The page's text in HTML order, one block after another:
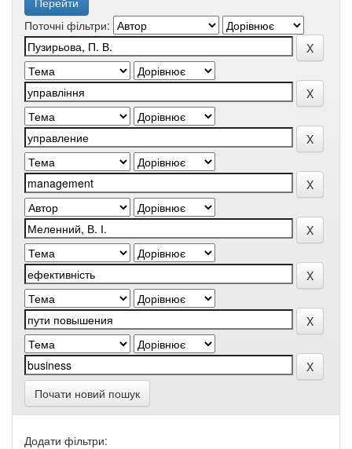
Поточні фільтри:
Почати новий пошук
Додати фільтри: